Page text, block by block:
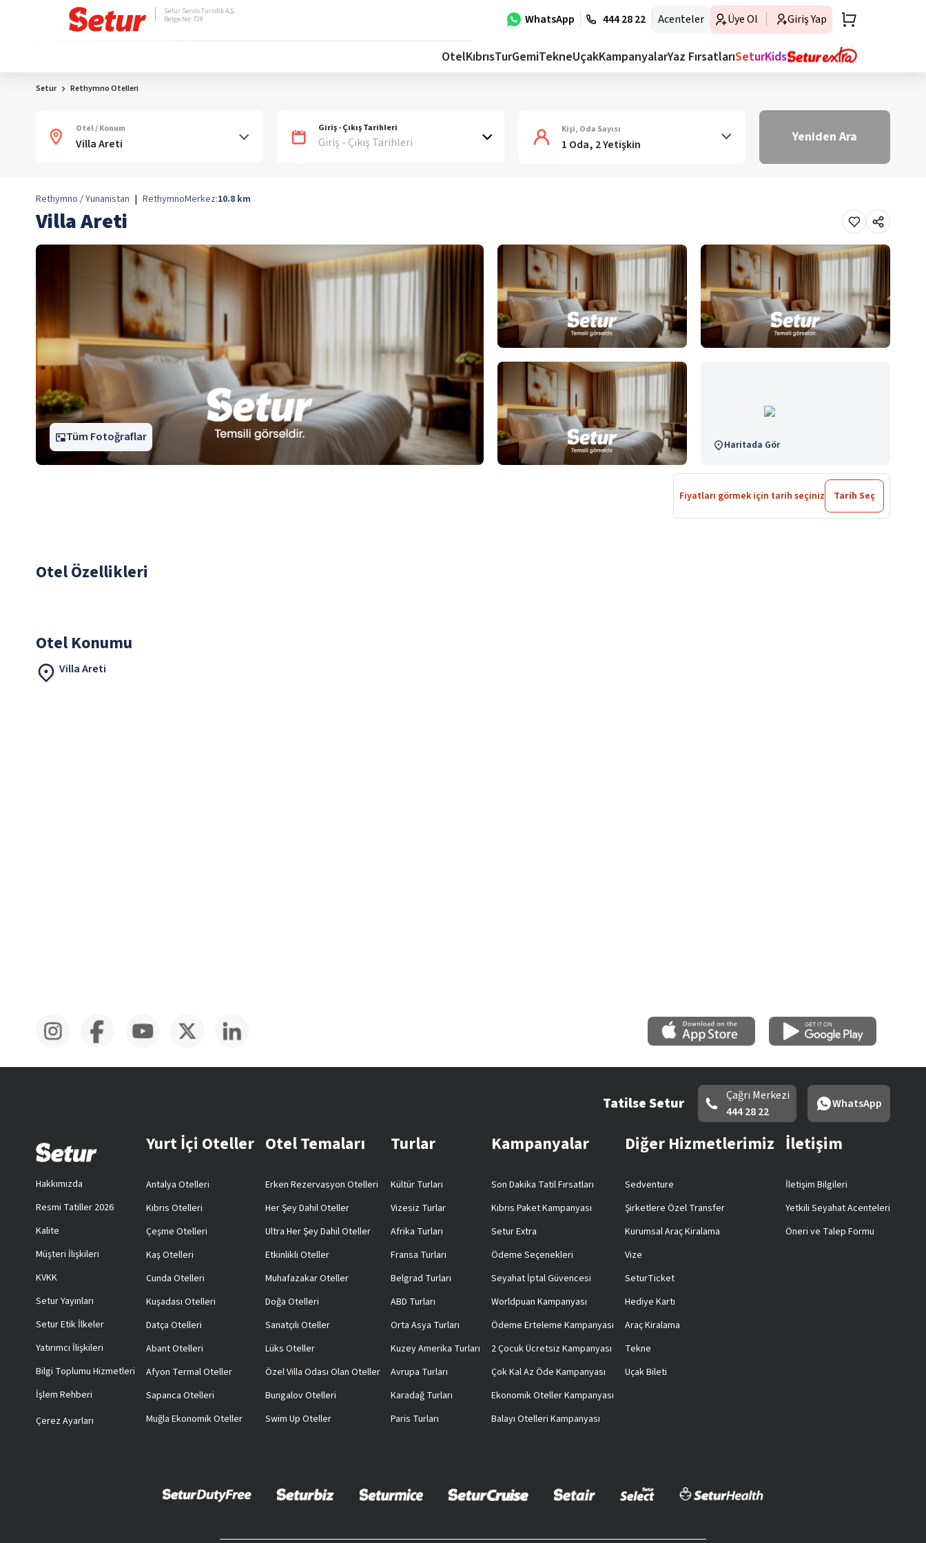
WhatsApp 444 28 22 Acenteler Üye Ol Giriş Yap
Setur Servis Turistik A.Ş.
Belge No: 728
OtelKıbrısTurGemiTekneUçakKampanyalarYaz FırsatlarıSeturKids
Setur Rethymno Otelleri
Otel / Konum Giriş - Çıkış Tarihleri
Giriş - Çıkış Tarihleri
Kişi, Oda Sayısı
1 Oda, 2 Yetişkin Yeniden Ara
Rethymno / Yunanistan | RethymnoMerkez:10.8 km
Villa Areti
Tüm Fotoğraflar
Haritada Gör
Fiyatları görmek için tarih seçiniz Tarih Seç
Otel Özellikleri
Otel Konumu
Villa Areti
Tatilse Setur
Çağrı Merkezi
444 28 22
WhatsApp
Hakkımızda
Resmi Tatiller 2026
Kalite
Müşteri İlişkileri
KVKK
Setur Yayınları
Setur Etik İlkeler
Yatırımcı İlişkileri
Bilgi Toplumu Hizmetleri
İşlem Rehberi
Çerez Ayarları
Yurt İçi Oteller
Antalya Otelleri
Kıbrıs Otelleri
Çeşme Otelleri
Kaş Otelleri
Cunda Otelleri
Kuşadası Otelleri
Datça Otelleri
Abant Otelleri
Afyon Termal Oteller
Sapanca Otelleri
Muğla Ekonomik Oteller
Otel Temaları
Erken Rezervasyon Otelleri
Her Şey Dahil Oteller
Ultra Her Şey Dahil Oteller
Etkinlikli Oteller
Muhafazakar Oteller
Doğa Otelleri
Sanatçılı Oteller
Lüks Oteller
Özel Villa Odası Olan Oteller
Bungalov Otelleri
Swim Up Oteller
Turlar
Kültür Turları
Vizesiz Turlar
Afrika Turları
Fransa Turları
Belgrad Turları
ABD Turları
Orta Asya Turları
Kuzey Amerika Turları
Avrupa Turları
Karadağ Turları
Paris Turları
Kampanyalar
Son Dakika Tatil Fırsatları
Kıbrıs Paket Kampanyası
Setur Extra
Ödeme Seçenekleri
Seyahat İptal Güvencesi
Worldpuan Kampanyası
Ödeme Erteleme Kampanyası
2 Çocuk Ücretsiz Kampanyası
Çok Kal Az Öde Kampanyası
Ekonomik Oteller Kampanyası
Balayı Otelleri Kampanyası
Diğer Hizmetlerimiz
Sedventure
Şirketlere Özel Transfer
Kurumsal Araç Kiralama
Vize
SeturTicket
Hediye Kartı
Araç Kiralama
Tekne
Uçak Bileti
İletişim
İletişim Bilgileri
Yetkili Seyahat Acenteleri
Öneri ve Talep Formu